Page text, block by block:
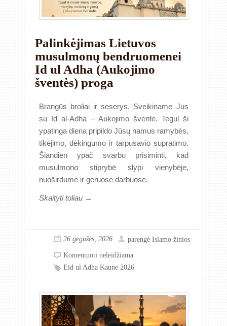
Palinkėjimas Lietuvos
musulmonų bendruomenei
Id ul Adha (Aukojimo
šventės) proga
Brangūs broliai ir seserys, Sveikiname Jus
su Id al-Adha – Aukojimo švente. Tegul ši
ypatinga diena pripildo Jūsų namus ramybės,
tikėjimo, dėkingumo ir tarpusavio supratimo.
Šiandien ypač svarbu prisiminti, kad
musulmono stiprybė slypi vienybėje,
nuoširdume ir geruose darbuose.
Skaityti toliau →
26 gegužės, 2026 parengė Islamo žinios
Komentuoti neleidžiama
Eid ul Adha Kaune 2026